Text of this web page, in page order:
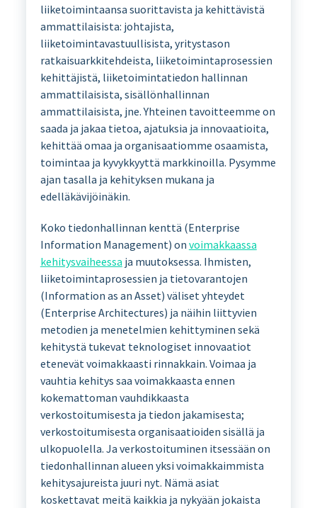
liiketoimintaansa suorittavista ja kehittävistä
ammattilaisista: johtajista,
liiketoimintavastuullisista, yritystason
ratkaisuarkkitehdeista, liiketoimintaprosessien
kehittäjistä, liiketoimintatiedon hallinnan
ammattilaisista, sisällönhallinnan
ammattilaisista, jne. Yhteinen tavoitteemme on
saada ja jakaa tietoa, ajatuksia ja innovaatioita,
kehittää omaa ja organisaatiomme osaamista,
toimintaa ja kyvykkyyttä markkinoilla. Pysymme
ajan tasalla ja kehityksen mukana ja
edelläkävijöinäkin.
Koko tiedonhallinnan kenttä (Enterprise
Information Management) on voimakkaassa
kehitysvaiheessa ja muutoksessa. Ihmisten,
liiketoimintaprosessien ja tietovarantojen
(Information as an Asset) väliset yhteydet
(Enterprise Architectures) ja näihin liittyvien
metodien ja menetelmien kehittyminen sekä
kehitystä tukevat teknologiset innovaatiot
etenevät voimakkaasti rinnakkain. Voimaa ja
vauhtia kehitys saa voimakkaasta ennen
kokemattoman vauhdikkaasta
verkostoitumisesta ja tiedon jakamisesta;
verkostoitumisesta organisaatioiden sisällä ja
ulkopuolella. Ja verkostoituminen itsessään on
tiedonhallinnan alueen yksi voimakkaimmista
kehitysajureista juuri nyt. Nämä asiat
koskettavat meitä kaikkia ja nykyään jokaista